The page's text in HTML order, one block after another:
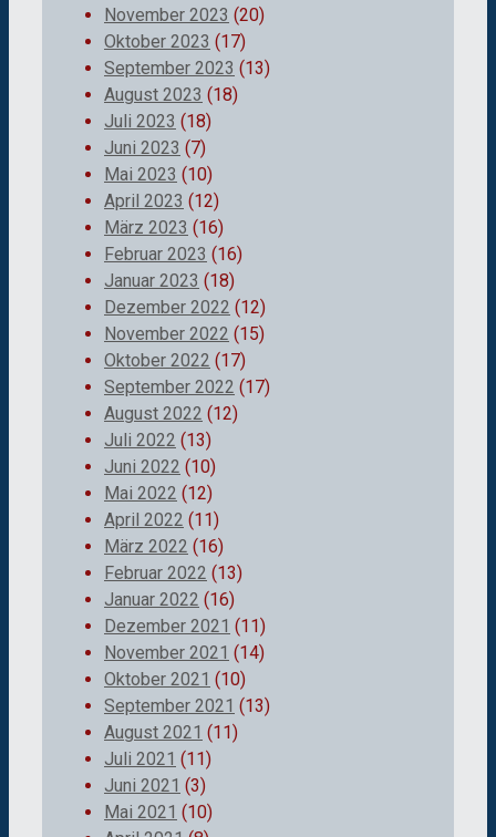
November 2023 (20)
Oktober 2023 (17)
September 2023 (13)
August 2023 (18)
Juli 2023 (18)
Juni 2023 (7)
Mai 2023 (10)
April 2023 (12)
März 2023 (16)
Februar 2023 (16)
Januar 2023 (18)
Dezember 2022 (12)
November 2022 (15)
Oktober 2022 (17)
September 2022 (17)
August 2022 (12)
Juli 2022 (13)
Juni 2022 (10)
Mai 2022 (12)
April 2022 (11)
März 2022 (16)
Februar 2022 (13)
Januar 2022 (16)
Dezember 2021 (11)
November 2021 (14)
Oktober 2021 (10)
September 2021 (13)
August 2021 (11)
Juli 2021 (11)
Juni 2021 (3)
Mai 2021 (10)